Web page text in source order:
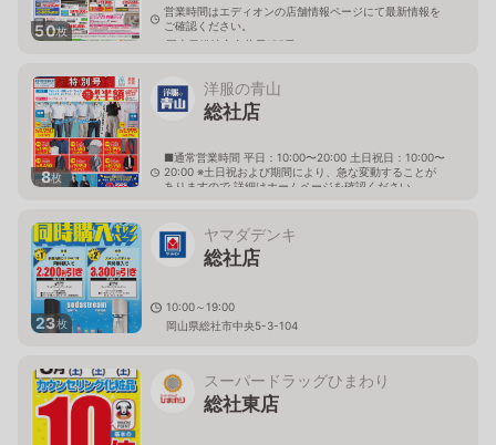
50枚
営業時間はエディオンの店舗情報ページにて最新情報を
ご確認ください。
岡山県総社市金井戸155番
8枚
洋服の青山
総社店
■通常営業時間 平日：10:00〜20:00 土日祝日：10:00〜
20:00 ※土日祝および期間により、急な変動することが
ありますので 詳細はホームページを確認ください
23枚
ヤマダデンキ
総社店
10:00～19:00
岡山県総社市中央5-3-104
スーパードラッグひまわり
総社東店